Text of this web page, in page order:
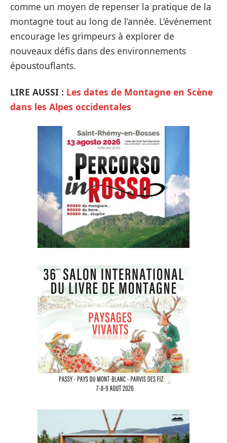
comme un moyen de repenser la pratique de la
montagne tout au long de l’année. L’événement
encourage les grimpeurs à explorer de
nouveaux défis dans des environnements
époustouflants.
LIRE AUSSI : Les dates de Montagne en Scène
dans les Alpes occidentales